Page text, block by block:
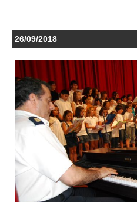
26/09/2018